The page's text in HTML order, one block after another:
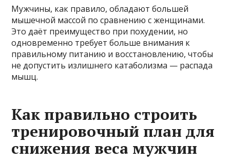
Мужчины, как правило, обладают большей
мышечной массой по сравнению с женщинами.
Это даёт преимущество при похудении, но
одновременно требует больше внимания к
правильному питанию и восстановлению, чтобы
не допустить излишнего катаболизма — распада
мышц.
Как правильно строить
тренировочный план для
снижения веса мужчин